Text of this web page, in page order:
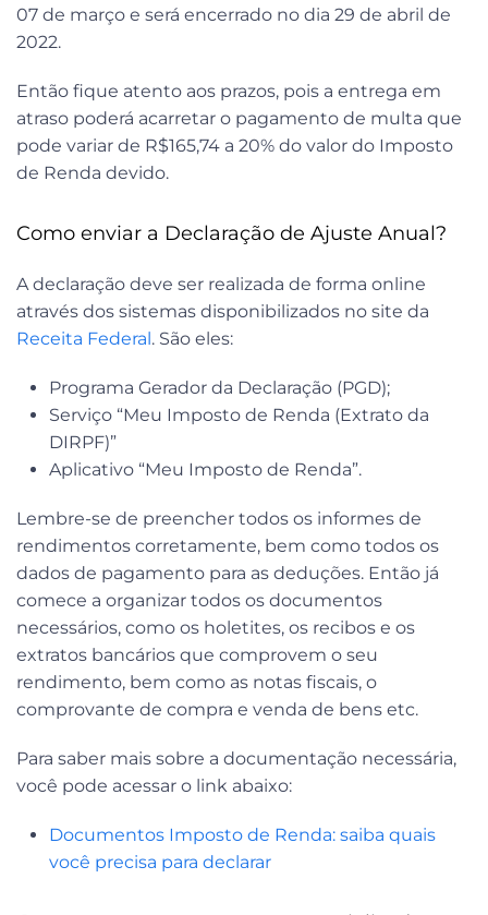
07 de março e será encerrado no dia 29 de abril de
2022.
Então fique atento aos prazos, pois a entrega em
atraso poderá acarretar o pagamento de multa que
pode variar de R$165,74 a 20% do valor do Imposto
de Renda devido.
Como enviar a Declaração de Ajuste Anual?
A declaração deve ser realizada de forma online
através dos sistemas disponibilizados no site da
Receita Federal . São eles:
Programa Gerador da Declaração (PGD);
Serviço “Meu Imposto de Renda (Extrato da
DIRPF)”
Aplicativo “Meu Imposto de Renda”.
Lembre-se de preencher todos os informes de
rendimentos corretamente, bem como todos os
dados de pagamento para as deduções. Então já
comece a organizar todos os documentos
necessários, como os holetites, os recibos e os
extratos bancários que comprovem o seu
rendimento, bem como as notas fiscais, o
comprovante de compra e venda de bens etc.
Para saber mais sobre a documentação necessária,
você pode acessar o link abaixo:
Documentos Imposto de Renda: saiba quais
você precisa para declarar